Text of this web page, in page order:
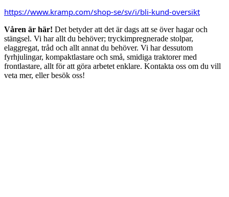
https://www.kramp.com/shop-se/sv/i/bli-kund-oversikt
Våren är här! Det betyder att det är dags att se över hagar och
stängsel. Vi har allt du behöver; tryckimpregnerade stolpar,
elaggregat, tråd och allt annat du behöver. Vi har dessutom
fyrhjulingar, kompaktlastare och små, smidiga traktorer med
frontlastare, allt för att göra arbetet enklare. Kontakta oss om du vill
veta mer, eller besök oss!